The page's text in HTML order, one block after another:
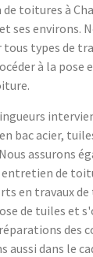
toitures à
ses environs.
types de
à la pose
bac acier,
assurons
de
en travaux
de tuiles et
des
aussi dans le